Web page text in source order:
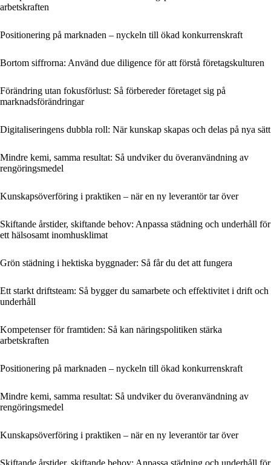
arbetskraften
Positionering på marknaden – nyckeln till ökad konkurrenskraft
Bortom siffrorna: Använd due diligence för att förstå företagskulturen
Förändring utan fokusförlust: Så förbereder företaget sig på
marknadsförändringar
Digitaliseringens dubbla roll: När kunskap skapas och delas på nya sätt
Mindre kemi, samma resultat: Så undviker du överanvändning av
rengöringsmedel
Kunskapsöverföring i praktiken – när en ny leverantör tar över
Skiftande årstider, skiftande behov: Anpassa städning och underhåll för
ett hälsosamt inomhusklimat
Grön städning i hektiska byggnader: Så får du det att fungera
Ett starkt driftsteam: Så bygger du samarbete och effektivitet i drift och
underhåll
Kompetenser för framtiden: Så kan näringspolitiken stärka
arbetskraften
Positionering på marknaden – nyckeln till ökad konkurrenskraft
Mindre kemi, samma resultat: Så undviker du överanvändning av
rengöringsmedel
Kunskapsöverföring i praktiken – när en ny leverantör tar över